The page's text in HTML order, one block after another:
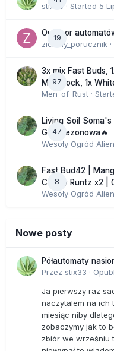
stix33 · Started 5
19
Outdoor
zielony_porucznik
97
3x mix Fast Buds,
Moonrock, 1x
Men_of_Rust ·
47
Living Soil
GHS sezonowa🔥
Wesoły Ogród
8
Fast Bud42 |
Cherry Runtz x2 |
Wesoły Ogród
Nowe posty
Półautomaty
Przez stix33 ·
Ja pierwszy raz
naczytalem na ich
miesiąc niby
zobaczymy jak to
zbiór we wrześniu